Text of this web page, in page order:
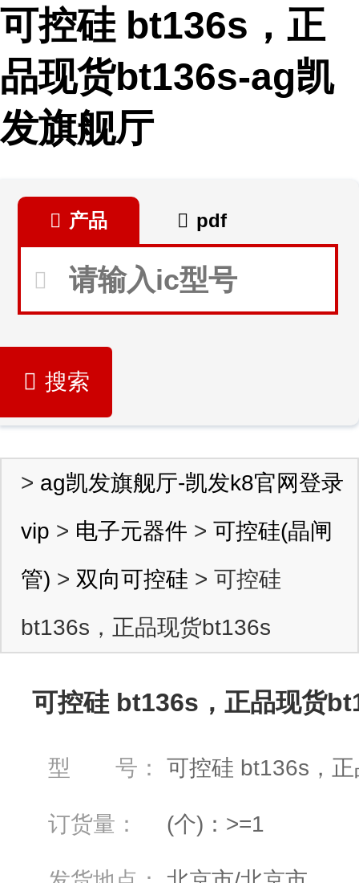
可控硅 bt136s，正
品现货bt136s-ag凯
发旗舰厅
产品 pdf
搜索
> ag凯发旗舰厅-凯发k8官网登录
vip > 电子元器件 > 可控硅(晶闸
管) > 双向可控硅 > 可控硅
bt136s，正品现货bt136s
可控硅 bt136s，正品现货
型 号： 可控硅 bt136s，
订货量： (个)：>=1